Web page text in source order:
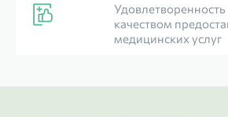
Удовлетворенность
качеством
медицинских услуг